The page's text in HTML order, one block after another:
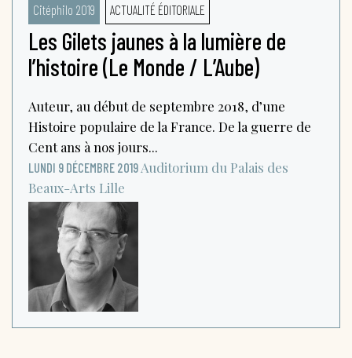
Citéphilo 2019 ACTUALITÉ ÉDITORIALE
Les Gilets jaunes à la lumière de
l’histoire (Le Monde / L’Aube)
Auteur, au début de septembre 2018, d’une
Histoire populaire de la France. De la guerre de
Cent ans à nos jours...
LUNDI 9 DÉCEMBRE 2019 Auditorium du Palais des
Beaux-Arts Lille